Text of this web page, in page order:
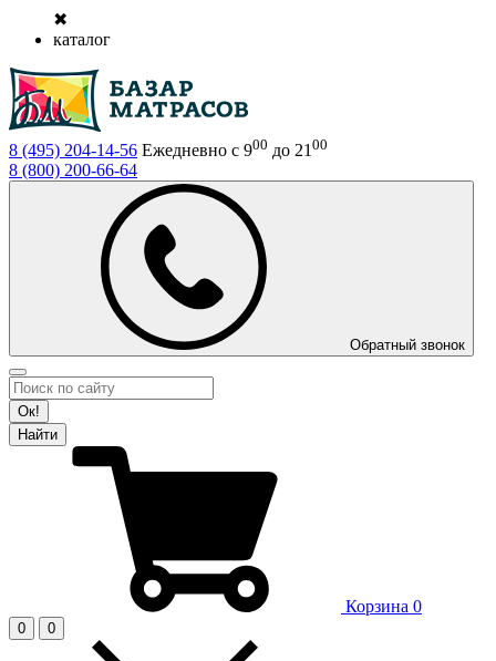
✖
каталог
8 (495) 204-14-56 Ежедневно с 900 до 21 00
8 (800) 200-66-64
Обратный звонок
Ок!
Найти
Корзина 0
0 0